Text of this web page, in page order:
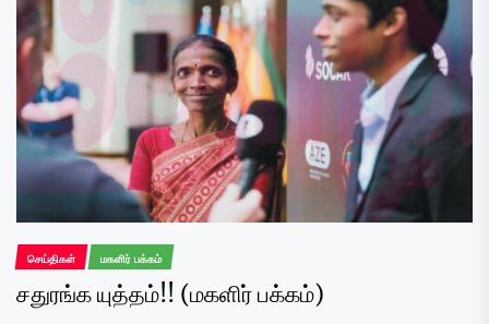
செய்திகள் மகளிர் பக்கம்
சதுரங்க யுத்தம்!! (மகளிர் பக்கம்)